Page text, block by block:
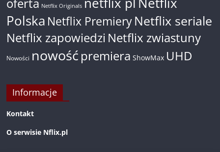
oferta Netflix Originals
Polska Netflix PremieryNetflix seriale
Netflix zapowiedzi Netflix zwiastuny
Nowości nowość premiera ShowMax UHD
Informacje
Kontakt
O serwisie Nflix.pl